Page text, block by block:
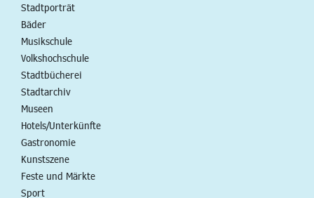
Stadtporträt
Bäder
Musikschule
Volkshochschule
Stadtbücherei
Stadtarchiv
Museen
Hotels/Unterkünfte
Gastronomie
Kunstszene
Feste und Märkte
Sport